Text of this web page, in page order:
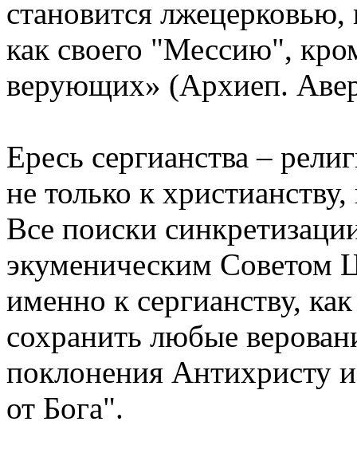
становится
как своего "Мессию",
верующих» (Архиеп.
Ересь сергианства –
не только к
Все поиски
экуменическим Советом
именно к сергианству,
сохранить любые
поклонения Антихристу
от Бога".